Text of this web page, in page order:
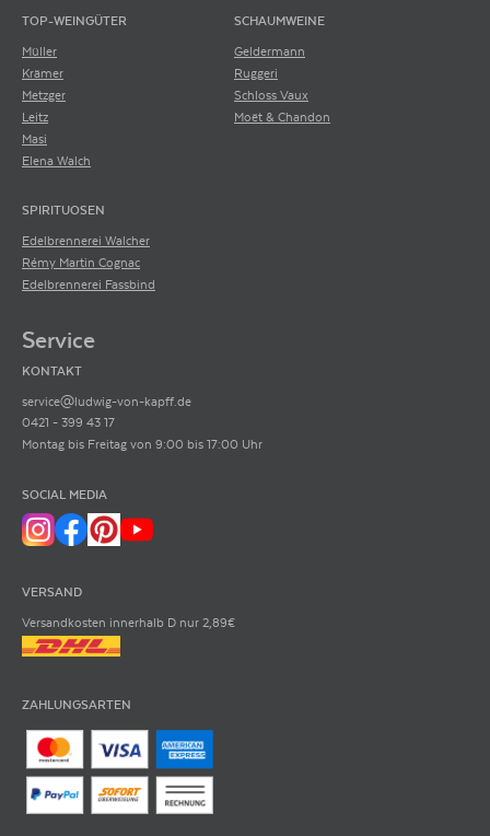
TOP-WEINGÜTER
Müller
Krämer
Metzger
Leitz
Masi
Elena Walch
SCHAUMWEINE
Geldermann
Ruggeri
Schloss Vaux
Moët & Chandon
SPIRITUOSEN
Edelbrennerei Walcher
Rémy Martin Cognac
Edelbrennerei Fassbind
Service
KONTAKT
service@ludwig-von-kapff.de
0421 - 399 43 17
Montag bis Freitag von 9:00 bis 17:00 Uhr
SOCIAL MEDIA
VERSAND
Versandkosten innerhalb D nur 2,89€
ZAHLUNGSARTEN